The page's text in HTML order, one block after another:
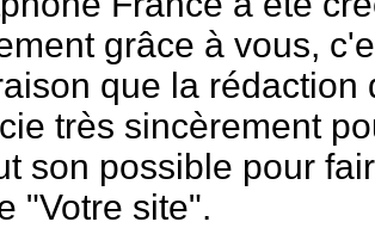
grâce à vous,
que la rédaction
très sincèrement
son possible pour
"Votre site".